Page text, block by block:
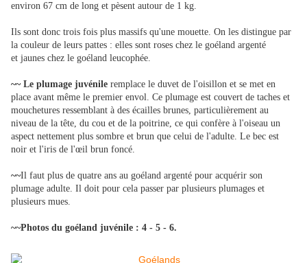
environ 67 cm de long et pèsent autour de 1 kg.
Ils sont donc trois fois plus massifs qu'une mouette. On les distingue par
la couleur de leurs pattes : elles sont roses chez le goéland argenté
et jaunes chez le goéland leucophée.
~~ Le plumage juvénile remplace le duvet de l'oisillon et se met en
place avant même le premier envol. Ce plumage est couvert de taches et
mouchetures ressemblant à des écailles brunes, particulièrement au
niveau de la tête, du cou et de la poitrine, ce qui confère à l'oiseau un
aspect nettement plus sombre et brun que celui de l'adulte. Le bec est
noir et l'iris de l'œil brun foncé.
~~Il faut plus de quatre ans au goéland argenté pour acquérir son
plumage adulte. Il doit pour cela passer par plusieurs plumages et
plusieurs mues.
~~Photos du goéland juvénile : 4 - 5 - 6.